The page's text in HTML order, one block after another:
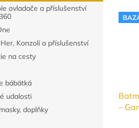
ovladače a příslušenství
Konzolí a příslušenství
na cesty
bábätká
udalosti
doplňky
nV
–